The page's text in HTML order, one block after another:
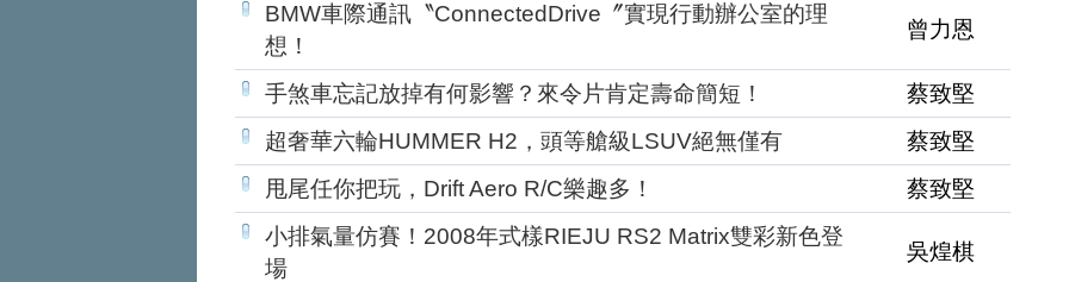
BMW車際通訊〝ConnectedDrive〞實現行動辦公室的理
想！
曾力恩
手煞車忘記放掉有何影響？來令片肯定壽命簡短！
蔡致堅
超奢華六輪HUMMER H2，頭等艙級LSUV絕無僅有
蔡致堅
甩尾任你把玩，Drift Aero R/C樂趣多！
蔡致堅
小排氣量仿賽！2008年式樣RIEJU RS2 Matrix雙彩新色登
場
吳煌棋